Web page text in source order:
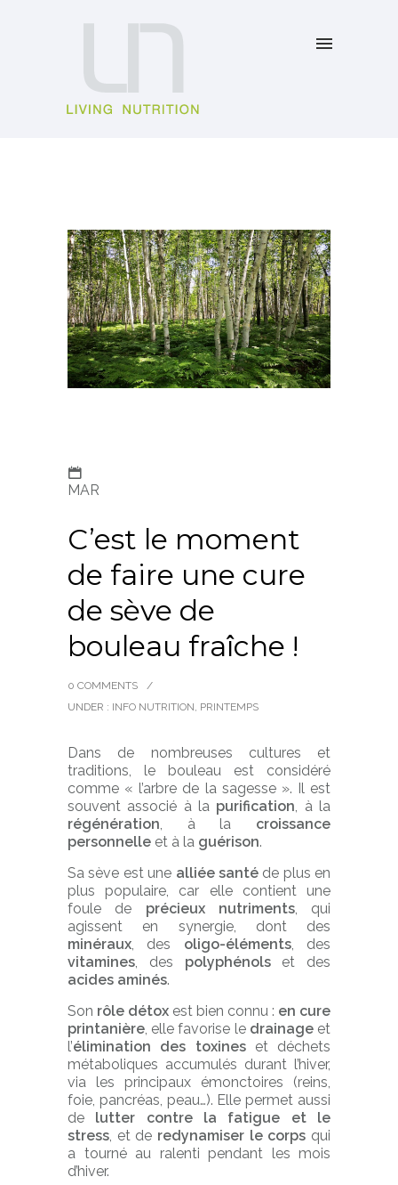
MAR
C’est le moment
de faire une cure
de sève de
bouleau fraîche !
0 COMMENTS
/
UNDER : INFO NUTRITION, PRINTEMPS
Dans de nombreuses cultures et
traditions, le bouleau est considéré
comme « l’arbre de la sagesse ». Il est
souvent associé à la purification, à la
régénération, à la croissance
personnelle et à la guérison.
Sa sève est une alliée santéde plus en
plus populaire, car elle contient une
foule de précieux nutriments, qui
agissent en synergie, dont des
minéraux, des oligo-éléments, des
vitamines, des polyphénols et des
acides aminés.
Son rôle détox est bien connu : en cure
printanière, elle favorise le drainageet
l’élimination des toxineset déchets
métaboliques accumulés durant l’hiver,
via les principaux émonctoires (reins,
foie, pancréas, peau…). Elle permet aussi
de lutter contre la fatigue et le
stress, et de redynamiser le corps qui
a tourné au ralenti pendant les mois
d’hiver.